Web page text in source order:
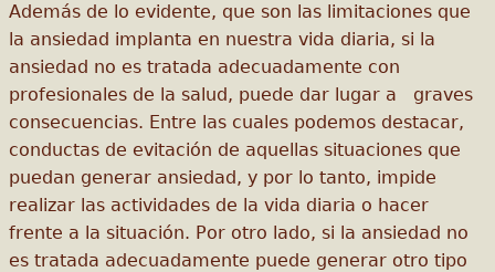
Además de lo evidente, que son las limitaciones que
la ansiedad implanta en nuestra vida diaria, si la
ansiedad no es tratada adecuadamente con
profesionales de la salud, puede dar lugar a graves
consecuencias. Entre las cuales podemos destacar,
conductas de evitación de aquellas situaciones que
puedan generar ansiedad, y por lo tanto, impide
realizar las actividades de la vida diaria o hacer
frente a la situación. Por otro lado, si la ansiedad no
es tratada adecuadamente puede generar otro tipo